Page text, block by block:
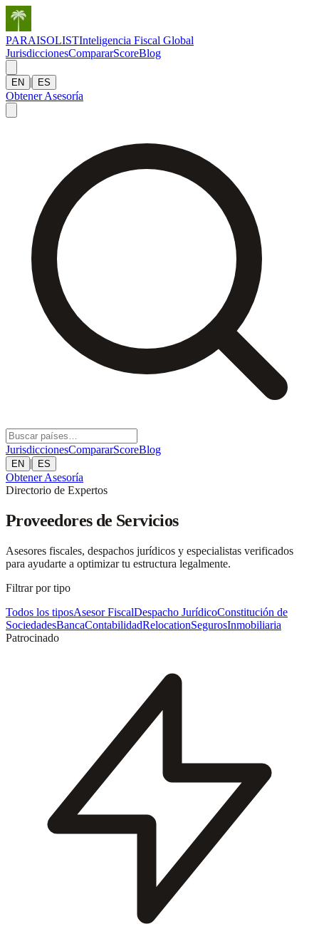
PARAISOLISTInteligencia Fiscal Global
JurisdiccionesCompararScoreBlog
EN | ES
Obtener Asesoría
JurisdiccionesCompararScoreBlog
EN | ES
Obtener Asesoría
Directorio de Expertos
Proveedores de Servicios
Asesores fiscales, despachos jurídicos y especialistas verificados
para ayudarte a optimizar tu estructura legalmente.
Filtrar por tipo
Todos los tiposAsesor FiscalDespacho JurídicoConstitución de
SociedadesBancaContabilidadRelocationSegurosInmobiliaria
Patrocinado